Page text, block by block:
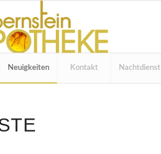
Neuigkeiten Kontakt Nachtdienst